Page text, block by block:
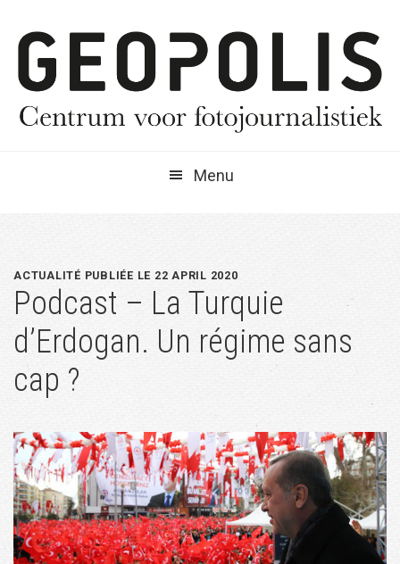
naar
hoofdnavigatie
naar
hoofd
inhoud
naar
eerste
sidebar
Menu
ACTUALITÉ PUBLIÉE LE 22 APRIL 2020
Podcast – La Turquie
d’Erdogan. Un régime sans
cap ?